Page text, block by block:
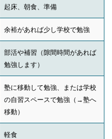
起床、朝食、準備
余裕があれば少し学校で勉強
部活や補習（隙間時間があれば
勉強します）
塾に移動して勉強、または学校
の自習スペースで勉強（→塾へ
移動）
軽食